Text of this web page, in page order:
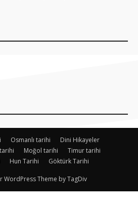
Osmanlı tarihi
Dini Hikayeler
Moğol tarihi
Timur tarihi
Hun Tarihi Göktürk Tarihi
WordPress Theme by TagDiv